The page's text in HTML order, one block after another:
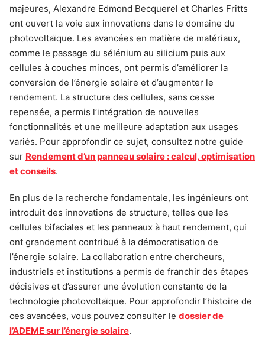
majeures, Alexandre Edmond Becquerel et Charles Fritts
ont ouvert la voie aux innovations dans le domaine du
photovoltaïque. Les avancées en matière de matériaux,
comme le passage du sélénium au silicium puis aux
cellules à couches minces, ont permis d’améliorer la
conversion de l’énergie solaire et d’augmenter le
rendement. La structure des cellules, sans cesse
repensée, a permis l’intégration de nouvelles
fonctionnalités et une meilleure adaptation aux usages
variés. Pour approfondir ce sujet, consultez notre guide
sur Rendement d’un panneau solaire : calcul, optimisation
et conseils.
En plus de la recherche fondamentale, les ingénieurs ont
introduit des innovations de structure, telles que les
cellules bifaciales et les panneaux à haut rendement, qui
ont grandement contribué à la démocratisation de
l’énergie solaire. La collaboration entre chercheurs,
industriels et institutions a permis de franchir des étapes
décisives et d’assurer une évolution constante de la
technologie photovoltaïque. Pour approfondir l’histoire de
ces avancées, vous pouvez consulter le dossier de
l’ADEME sur l’énergie solaire.